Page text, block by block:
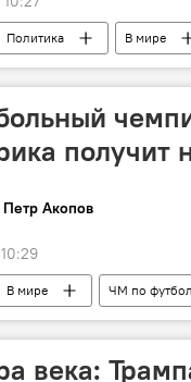
Политика В мире
получит
Петр Акопов
В мире ЧМ по
века: